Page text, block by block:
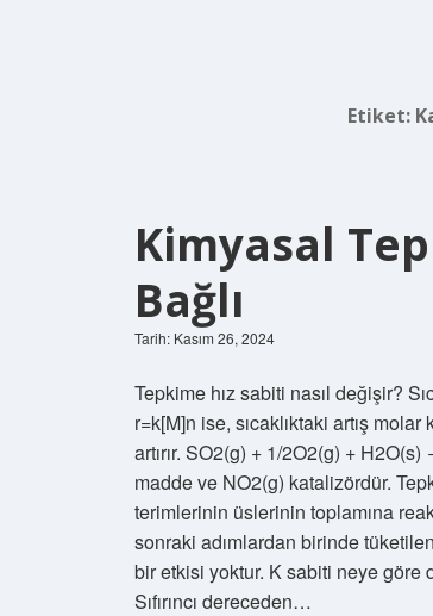
Etiket:
Kimyasal
Bağlı
Tarih: Kasım 26, 2024
Tepkime hız sabiti nasıl değişir?
r=k[M]n ise, sıcaklıktaki artış
artırır. SO2(g) + 1/2O2(g) +
madde ve NO2(g) katalizördür.
terimlerinin üslerinin toplamına
sonraki adımlardan birinde
bir etkisi yoktur. K sabiti neye göre
Sıfırıncı dereceden…